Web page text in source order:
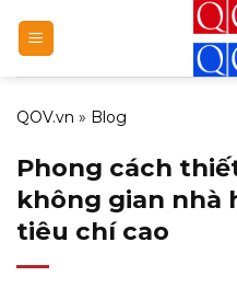
qua
nội
dung
QOV.vn » Blog
Phong cách
không gian nhà
tiêu chí cao